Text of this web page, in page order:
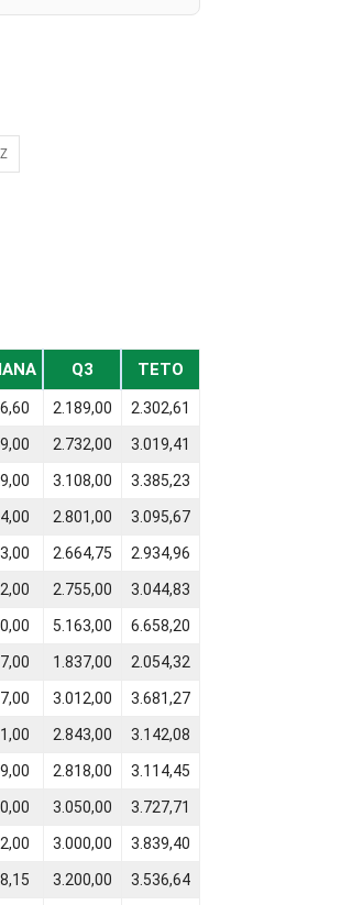
Z
Q3 TETO
2.189,00 2.302,61
2.732,00 3.019,41
3.108,00 3.385,23
2.801,00 3.095,67
2.664,75 2.934,96
2.755,00 3.044,83
5.163,00 6.658,20
1.837,00 2.054,32
3.012,00 3.681,27
2.843,00 3.142,08
2.818,00 3.114,45
3.050,00 3.727,71
3.000,00 3.839,40
3.200,00 3.536,64